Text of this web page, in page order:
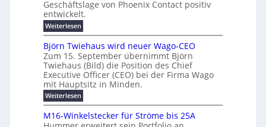
t
m
e
r
T
e
m
p
o
u
n
ü
r
m
o
d
e
r
n
e
E
e
i
c
h
e
r
u
n
g
s
l
a
u
n
g
b
e
i
m
2
0
2
6
d
u
r
c
f
ü
h
u
n
g
e
n
f
Geschäftslage von Phoenix Contact positiv
entwickelt.
Weiterlesen:
U
m
s
a
t
w
a
c
h
s
t
Björn Twiehaus wird neuer Wago-CEO
Zum 15. September übernimmt Björn
Twiehaus (Bild) die Position des Chief
Executive Officer (CEO) bei der Firma Wago
mit Hauptsitz in Minden.
Weiterlesen:
B
j
ö
M16-Winkelstecker für Ströme bis 25A